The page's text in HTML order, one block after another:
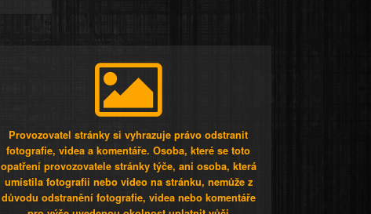
Provozovatel stránky si vyhrazuje právo odstranit
fotografie, videa a komentáře. Osoba, které se toto
opatření provozovatele stránky týče, ani osoba, která
umístila fotografii nebo video na stránku, nemůže z
důvodu odstranění fotografie, videa nebo komentáře